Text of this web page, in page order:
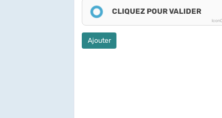
CLIQUEZ POUR VALIDER
Ajouter